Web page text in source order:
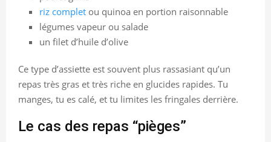
riz complet ou quinoa en portion raisonnable
légumes vapeur ou salade
un filet d’huile d’olive
Ce type d’assiette est souvent plus rassasiant qu’un
repas très gras et très riche en glucides rapides. Tu
manges, tu es calé, et tu limites les fringales derrière.
Le cas des repas “pièges”